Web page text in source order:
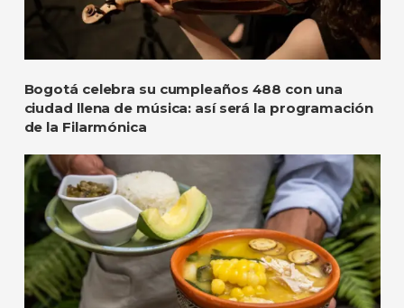
Bogotá celebra su cumpleaños 488 con una
ciudad llena de música: así será la programación
de la Filarmónica